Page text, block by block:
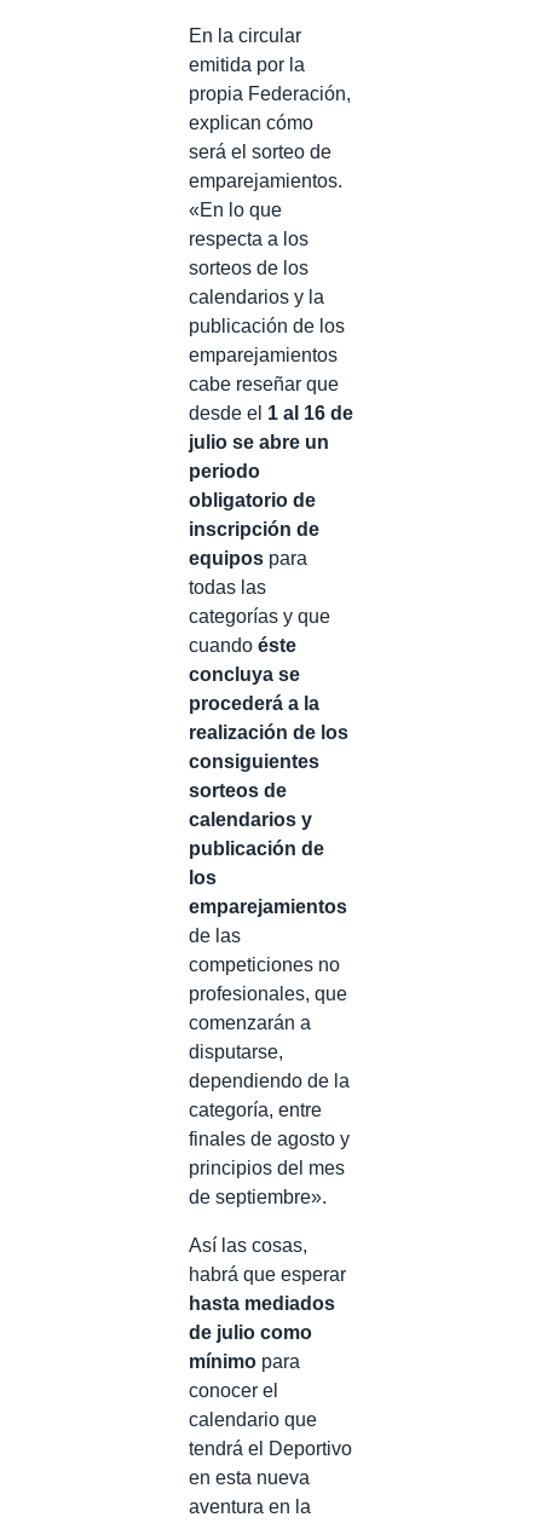
En la circular
emitida por la
propia Federación,
explican cómo
será el sorteo de
emparejamientos.
«En lo que
respecta a los
sorteos de los
calendarios y la
publicación de los
emparejamientos
cabe reseñar que
desde el 1 al 16 de
julio se abre un
periodo
obligatorio de
inscripción de
equipos para
todas las
categorías y que
cuando éste
concluya se
procederá a la
realización de los
consiguientes
sorteos de
calendarios y
publicación de
los
emparejamientos
de las
competiciones no
profesionales, que
comenzarán a
disputarse,
dependiendo de la
categoría, entre
finales de agosto y
principios del mes
de septiembre».
Así las cosas,
habrá que esperar
hasta mediados
de julio como
mínimo para
conocer el
calendario que
tendrá el Deportivo
en esta nueva
aventura en la